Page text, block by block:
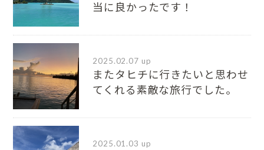
当に良かったです！
2025.02.07 up
またタヒチに行きたいと思わせ
てくれる素敵な旅行でした。
2025.01.03 up